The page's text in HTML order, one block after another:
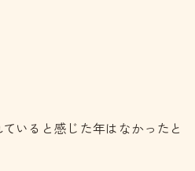
いると感じた年はなかったと